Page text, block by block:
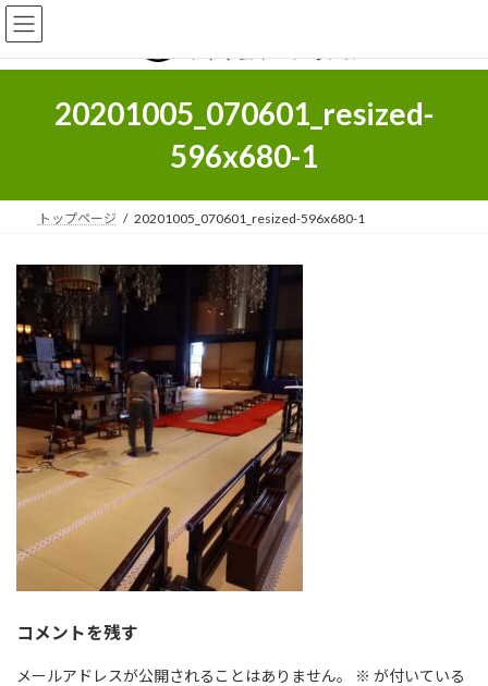
コ
ン
テ
ン
プ
ナ
ビ
ゲ
ー
動
20201005_070601_resized-
596x680-1
トップページ 20201005_070601_resized-596x680-1
コメントを残す
メールアドレスが公開されることはありません。 ※ が付いている